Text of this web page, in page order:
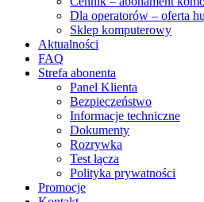
Dla operatorów – oferta
Sklep komputerowy
Aktualności
FAQ
Strefa abonenta
Panel Klienta
Bezpieczeństwo
Informacje techniczne
Dokumenty
Rozrywka
Test łącza
Polityka prywatności
Promocje